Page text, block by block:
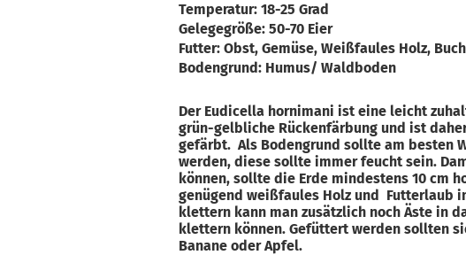
Temperatur: 18-25 Grad
Gelegegröße: 50-70 Eier
Futter: Obst, Gemüse, Weißfaules Holz,
Bodengrund: Humus/ Waldboden
Der Eudicella hornimani ist eine leicht
grün-gelbliche Rückenfärbung und ist
gefärbt. Als Bodengrund sollte am besten
werden, diese sollte immer feucht sein.
können, sollte die Erde mindestens 10 cm
genügend weißfaules Holz und Futterlaub
klettern kann man zusätzlich noch Äste in
klettern können. Gefüttert werden sollten
Banane oder Apfel.